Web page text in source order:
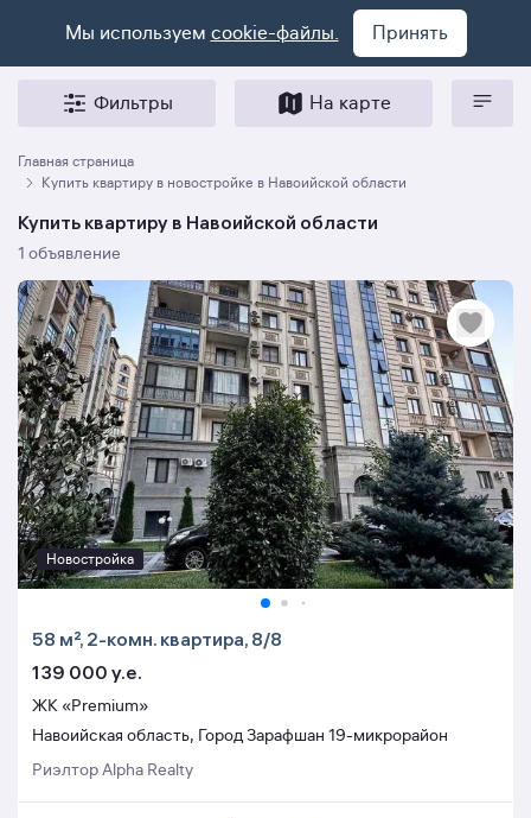
Мы используем cookie-файлы. Принять
Фильтры На карте
Главная страница
Купить квартиру в новостройке в Навоийской области
Купить квартиру в Навоийской области
1 объявление
Новостройка
58 м², 2-комн. квартира, 8/8
139 000 y.e.
ЖК «Premium»
Навоийская область, Город Зарафшан 19-микрорайон
Риэлтор Alpha Realty